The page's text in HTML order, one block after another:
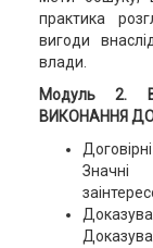
практика
вигоди
влади.
Модуль 2.
ВИКОНАННЯ